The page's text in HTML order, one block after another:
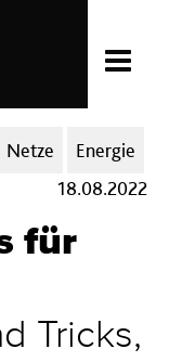
Netze
Energie
18.08.2022
für
Tricks,